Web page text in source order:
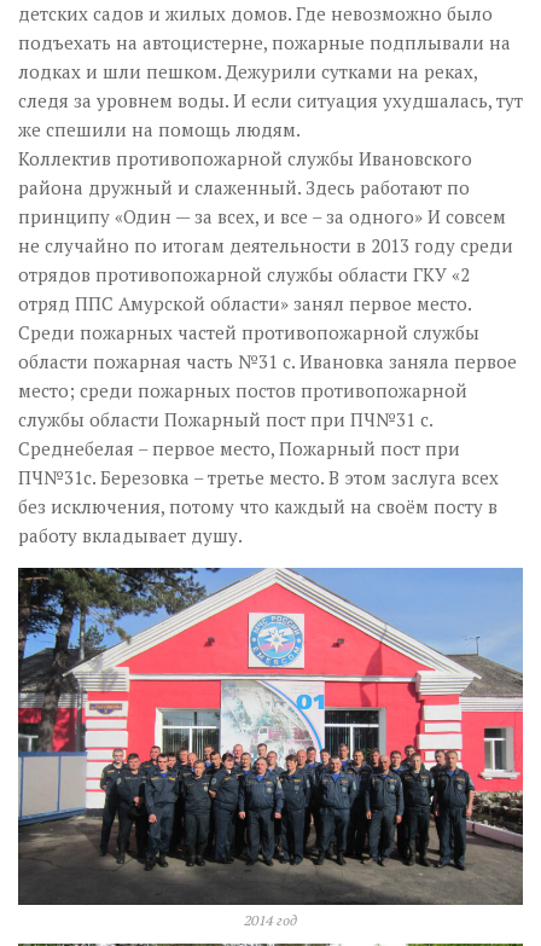
детских садов и жилых домов. Где невозможно было
подъехать на автоцистерне, пожарные подплывали на
лодках и шли пешком. Дежурили сутками на реках,
следя за уровнем воды. И если ситуация ухудшалась, тут
же спешили на помощь людям.
Коллектив противопожарной службы Ивановского
района дружный и слаженный. Здесь работают по
принципу «Один — за всех, и все – за одного» И совсем
не случайно по итогам деятельности в 2013 году среди
отрядов противопожарной службы области ГКУ «2
отряд ППС Амурской области» занял первое место.
Среди пожарных частей противопожарной службы
области пожарная часть №31 с. Ивановка заняла первое
место; среди пожарных постов противопожарной
службы области Пожарный пост при ПЧ№31 с.
Среднебелая – первое место, Пожарный пост при
ПЧ№31с. Березовка – третье место. В этом заслуга всех
без исключения, потому что каждый на своём посту в
работу вкладывает душу.
2014 год